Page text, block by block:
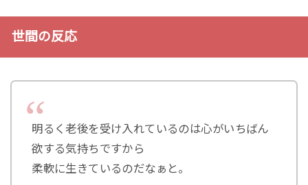
世間の反応
明るく老後を受け入れているのは心がいちばん
欲する気持ちですから
柔軟に生きているのだなぁと。